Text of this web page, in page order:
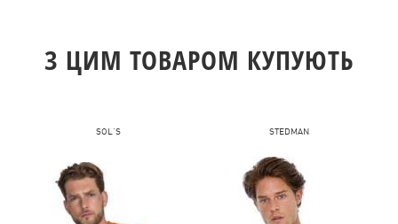
З ЦИМ ТОВАРОМ КУПУЮТЬ
SOL'S STEDMAN